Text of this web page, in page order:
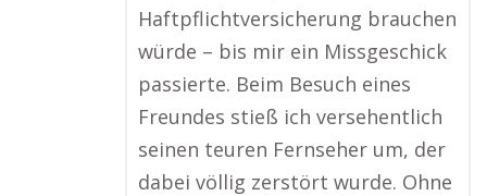
Haftpflichtversicherung brauchen
würde – bis mir ein Missgeschick
passierte. Beim Besuch eines
Freundes stieß ich versehentlich
seinen teuren Fernseher um, der
dabei völlig zerstört wurde. Ohne